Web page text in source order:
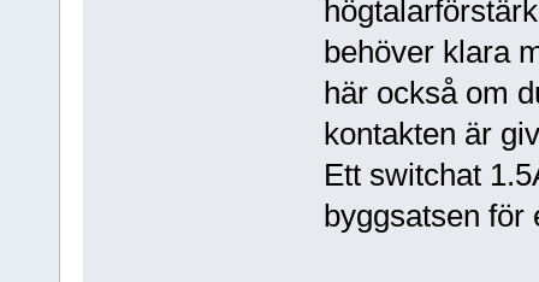
behöver klara
här också om
kontakten är
Ett switchat
byggsatsen för